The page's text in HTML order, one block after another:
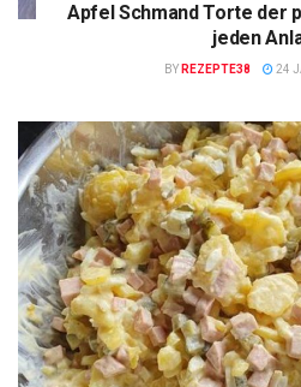
Apfel Schmand Torte der
jeden
BY REZEPTE38 24